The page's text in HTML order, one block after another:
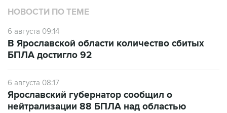
НОВОСТИ ПО ТЕМЕ
6 августа 09:14
В Ярославской области количество сбитых
БПЛА достигло 92
6 августа 08:17
Ярославский губернатор сообщил о
нейтрализации 88 БПЛА над областью